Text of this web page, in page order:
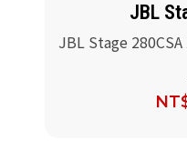
JBL
JBL Stage